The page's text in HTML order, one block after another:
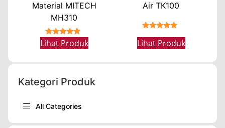
Material MITECH
MH310
★★★★★
Lihat Produk
Air TK100
Lihat Produk
Kategori Produk
All Categories